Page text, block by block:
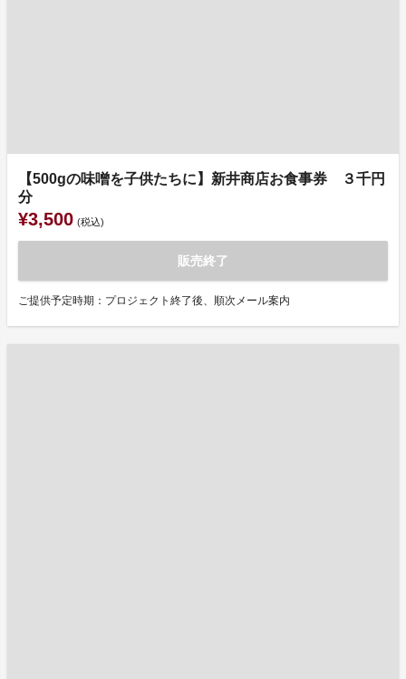
【500gの味噌を子供たちに】新井商店お食事券 ３千円
分
¥3,500 (税込)
販売終了
ご提供予定時期：プロジェクト終了後、順次メール案内